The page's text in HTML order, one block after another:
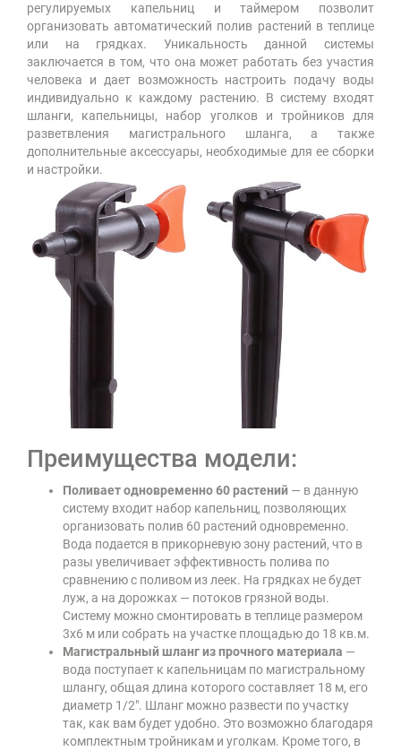
регулируемых капельниц и таймером позволит
организовать автоматический полив растений в теплице
или на грядках. Уникальность данной системы
заключается в том, что она может работать без участия
человека и дает возможность настроить подачу воды
индивидуально к каждому растению. В систему входят
шланги, капельницы, набор уголков и тройников для
разветвления магистрального шланга, а также
дополнительные аксессуары, необходимые для ее сборки
и настройки.
Преимущества модели:
Поливает одновременно 60 растений — в данную
систему входит набор капельниц, позволяющих
организовать полив 60 растений одновременно.
Вода подается в прикорневую зону растений, что в
разы увеличивает эффективность полива по
сравнению с поливом из леек. На грядках не будет
луж, а на дорожках — потоков грязной воды.
Систему можно смонтировать в теплице размером
3х6 м или собрать на участке площадью до 18 кв.м.
Магистральный шланг из прочного материала —
вода поступает к капельницам по магистральному
шлангу, общая длина которого составляет 18 м, его
диаметр 1/2". Шланг можно развести по участку
так, как вам будет удобно. Это возможно благодаря
комплектным тройникам и уголкам. Кроме того, в